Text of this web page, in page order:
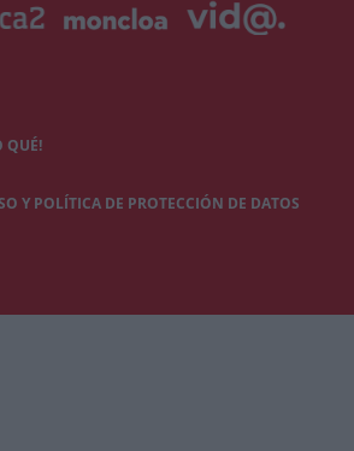
QUÉ!
Y POLÍTICA DE PROTECCIÓN DE DATOS